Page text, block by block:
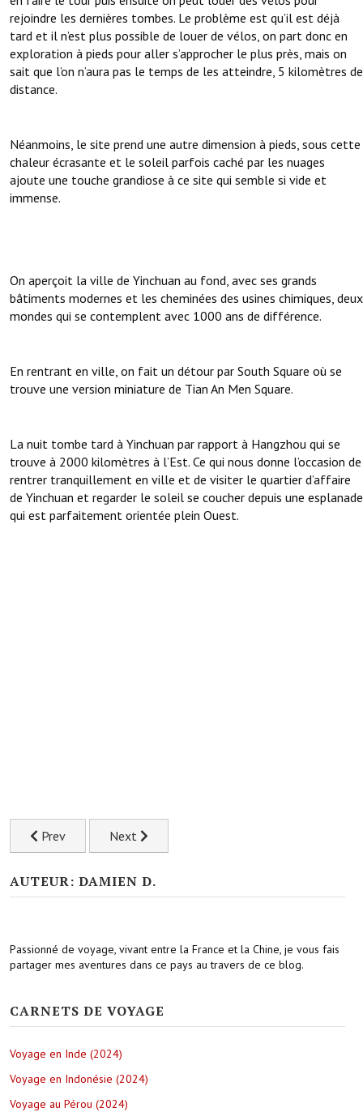
rejoindre les dernières tombes. Le problème est qu’il est déjà
tard et il n’est plus possible de louer de vélos, on part donc en
exploration à pieds pour aller s’approcher le plus près, mais on
sait que l’on n’aura pas le temps de les atteindre, 5 kilomètres de
distance.
Néanmoins, le site prend une autre dimension à pieds, sous cette
chaleur écrasante et le soleil parfois caché par les nuages
ajoute une touche grandiose à ce site qui semble si vide et
immense.
On aperçoit la ville de Yinchuan au fond, avec ses grands
bâtiments modernes et les cheminées des usines chimiques, deux
mondes qui se contemplent avec 1000 ans de différence.
En rentrant en ville, on fait un détour par South Square où se
trouve une version miniature de Tian An Men Square.
La nuit tombe tard à Yinchuan par rapport à Hangzhou qui se
trouve à 2000 kilomètres à l’Est. Ce qui nous donne l’occasion de
rentrer tranquillement en ville et de visiter le quartier d’affaire
de Yinchuan et regarder le soleil se coucher depuis une esplanade
qui est parfaitement orientée plein Ouest.
Previous article: Paysages du Ningxia le long du Fleuve Jaune
Prev Next article: Visiter le Nord Est de la Chine
Next
AUTEUR: DAMIEN D.
Passionné de voyage, vivant entre la France et la Chine, je vous fais
partager mes aventures dans ce pays au travers de ce blog.
CARNETS DE VOYAGE
Voyage en Inde (2024)
Voyage en Indonésie (2024)
Voyage au Pérou (2024)